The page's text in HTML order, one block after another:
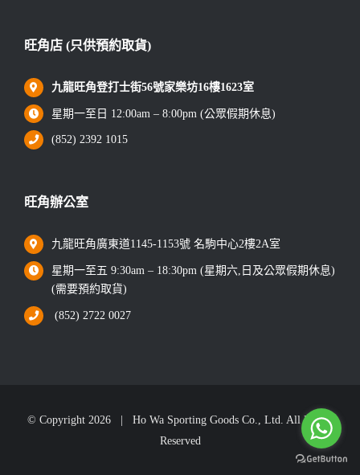
旺角店 (只供預約取貨)
九龍旺角登打士街56號家樂坊16樓1623室
星期一至日 12:00am – 8:00pm (公眾假期休息)
(852) 2392 1015
旺角辦公室
九龍旺角廣東道1145-1153號 名駒中心2樓2A室
星期一至五 9:30am – 18:30pm (星期六,日及公眾假期休息)
(需要預約取貨)
(852) 2722 0027
© Copyright 2026 | Ho Wa Sporting Goods Co., Ltd. All Rights
Reserved